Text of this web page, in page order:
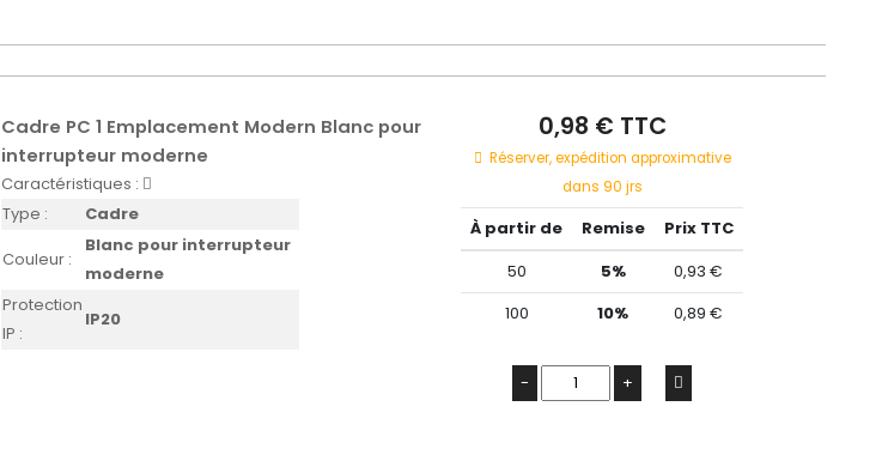
Cadre PC 1 Emplacement Modern Blanc pour
interrupteur moderne
Caractéristiques :
Type :
Cadre
Couleur :
Blanc pour interrupteur
moderne
Protection
IP :
IP20
0,98 € TTC
Réserver, expédition approximative
dans 90 jrs
À partir de Remise
Prix TTC
50
5%
0,93 €
100
10% 0,89 €
- +